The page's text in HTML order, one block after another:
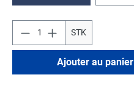
STK
Ajouter au panier